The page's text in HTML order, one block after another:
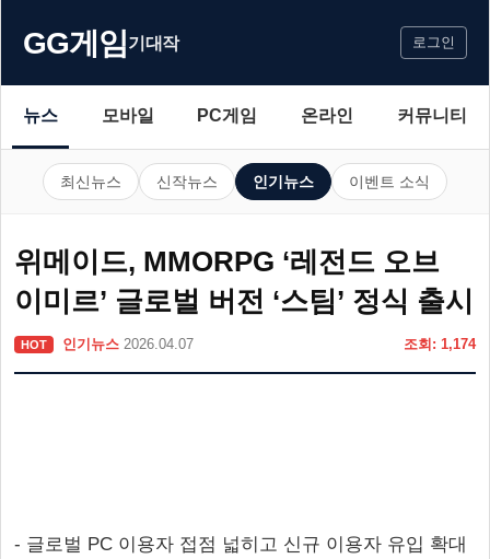
GG게임기대작 로그인
뉴스 모바일 PC게임 온라인 커뮤니티
최신뉴스 신작뉴스 인기뉴스 이벤트 소식
위메이드, MMORPG ‘레전드 오브
이미르’ 글로벌 버전 ‘스팀’ 정식 출시
HOT 인기뉴스 2026.04.07 조회: 1,174
- 글로벌 PC 이용자 접점 넓히고 신규 이용자 유입 확대